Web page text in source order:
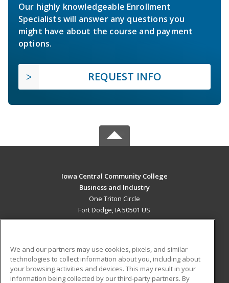
Our highly knowledgeable Enrollment
Specialists will answer any questions you
might have about the course and payment
options.
REQUEST INFO
Iowa Central Community College
Business and Industry
One Triton Circle
Fort Dodge, IA 50501 US
ADDITIONAL RESOURCES
Military Student Blog
We and our partners may use cookies, pixels, and similar
technologies to collect information about you, including about
your browsing activities and devices. This may result in your
information being collected by our third-party partners. By